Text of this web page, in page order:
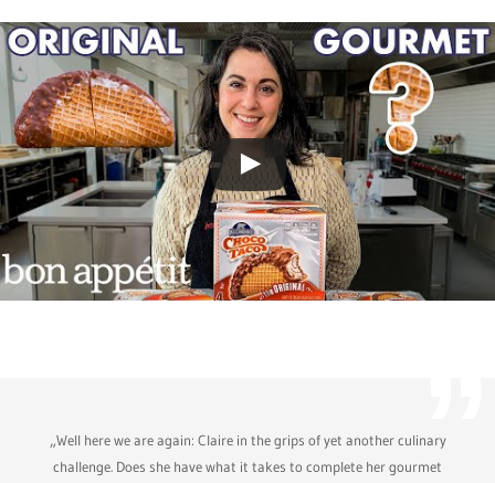
„Well here we are again: Claire in the grips of yet another culinary
challenge. Does she have what it takes to complete her gourmet